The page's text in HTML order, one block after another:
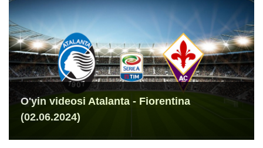
O'yin videosi Atalanta - Fiorentina
(02.06.2024)